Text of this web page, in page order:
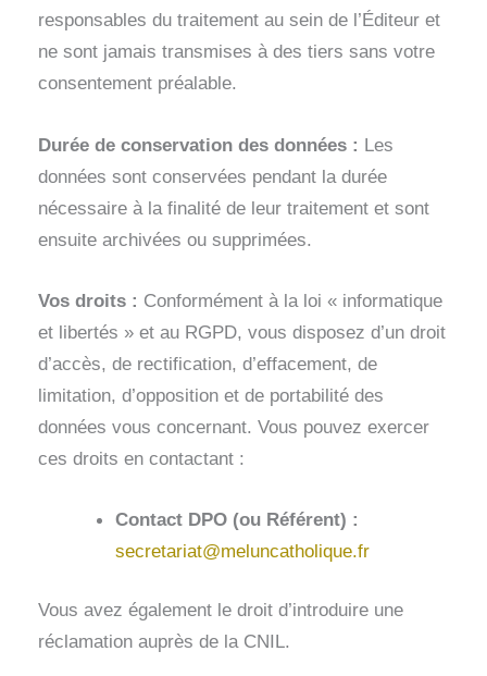
responsables du traitement au sein de l’Éditeur et
ne sont jamais transmises à des tiers sans votre
consentement préalable.
Durée de conservation des données : Les
données sont conservées pendant la durée
nécessaire à la finalité de leur traitement et sont
ensuite archivées ou supprimées.
Vos droits : Conformément à la loi « informatique
et libertés » et au RGPD, vous disposez d’un droit
d’accès, de rectification, d’effacement, de
limitation, d’opposition et de portabilité des
données vous concernant. Vous pouvez exercer
ces droits en contactant :
Contact DPO (ou Référent) :
secretariat@meluncatholique.fr
Vous avez également le droit d’introduire une
réclamation auprès de la CNIL.